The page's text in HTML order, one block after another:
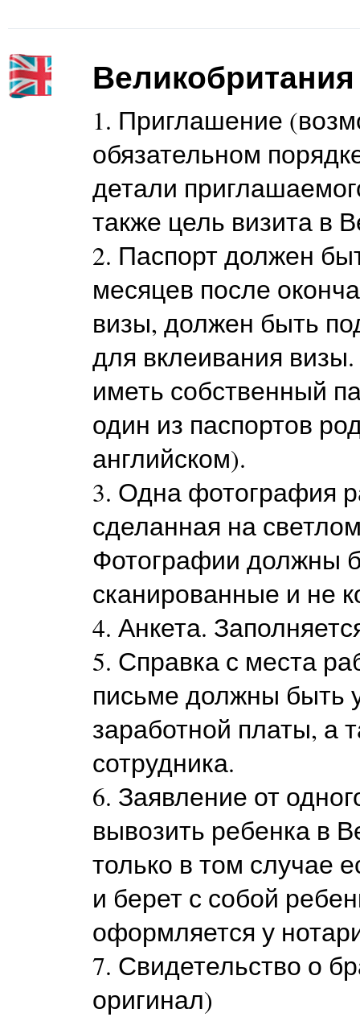
Великобритания
1. Приглашение
обязательном
детали
также цель визита в
2. Паспорт должен
месяцев после
визы, должен быть
для вклеивания
иметь собственный
один из паспортов
английском).
3. Одна фотография
сделанная на
Фотографии должны
сканированные и не
4. Анкета.
5. Справка с места
письме должны быть
заработной платы, а
сотрудника.
6. Заявление от
вывозить ребенка в
только в том случае
и берет с собой
оформляется у
7. Свидетельство о
оригинал)